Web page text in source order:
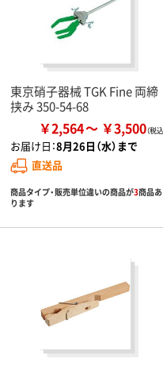
東京硝子器械 TGK Fine 両締
挟み 350-54-68
￥2,564 ￥3,500
お届け日：8月26日（水）まで
直送品
商品タイプ・販売単位違いの商品が3商品あ
ります